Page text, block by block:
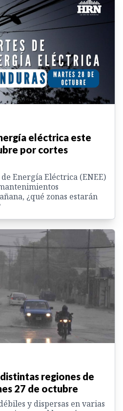
eléctrica este
por cortes
Energía Eléctrica (ENEE)
¿qué zonas estarán
regiones de
27 de octubre
y dispersas en varias